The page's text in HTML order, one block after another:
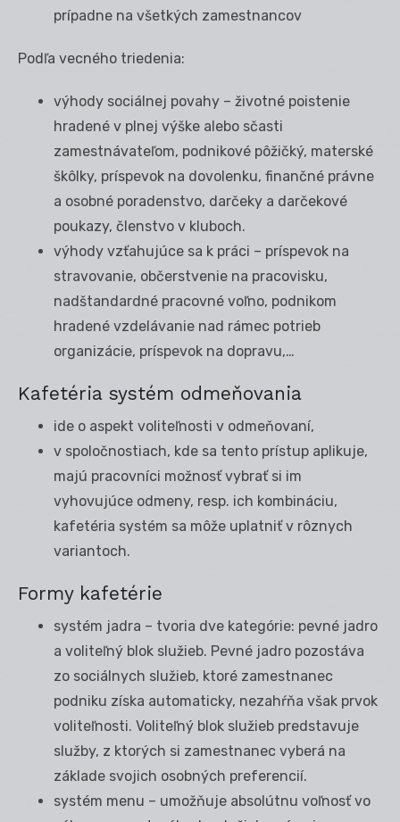
prípadne na všetkých zamestnancov
Podľa vecného triedenia:
výhody sociálnej povahy – životné poistenie
hradené v plnej výške alebo sčasti
zamestnávateľom, podnikové pôžičký, materské
škôlky, príspevok na dovolenku, finančné právne
a osobné poradenstvo, darčeky a darčekové
poukazy, členstvo v kluboch.
výhody vzťahujúce sa k práci – príspevok na
stravovanie, občerstvenie na pracovisku,
nadštandardné pracovné voľno, podnikom
hradené vzdelávanie nad rámec potrieb
organizácie, príspevok na dopravu,…
Kafetéria systém odmeňovania
ide o aspekt voliteľnosti v odmeňovaní,
v spoločnostiach, kde sa tento prístup aplikuje,
majú pracovníci možnosť vybrať si im
vyhovujúce odmeny, resp. ich kombináciu,
kafetéria systém sa môže uplatniť v rôznych
variantoch.
Formy kafetérie
systém jadra – tvoria dve kategórie: pevné jadro
a voliteľný blok služieb. Pevné jadro pozostáva
zo sociálnych služieb, ktoré zamestnanec
podniku získa automaticky, nezahŕňa však prvok
voliteľnosti. Voliteľný blok služieb predstavuje
služby, z ktorých si zamestnanec vyberá na
základe svojich osobných preferencií.
systém menu – umožňuje absolútnu voľnosť vo